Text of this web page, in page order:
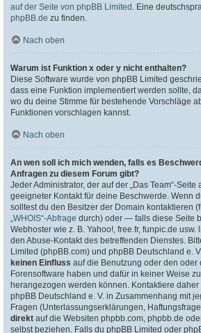
auf der Seite von phpBB Limited . Eine
phpBB.de zu finden.
Nach oben
Warum ist Funktion x oder y nicht enthalten?
Diese Software wurde von phpBB Limited
dass eine Funktion implementiert werden sollte,
wo du deine Stimme für bestehende Vorschläge
Funktionen vorschlagen kannst.
Nach oben
An wen soll ich mich wenden, falls es
Anfragen zu diesem Forum gibt?
Jeder Administrator, der auf der „Das Team“-Seite
geeigneter Kontakt für deine Beschwerde. Wenn
solltest du den Besitzer der Domain kontaktieren
„WHOIS“-Abfrage durch) oder — falls diese Seite
Webhoster wie z. B. Yahoo!, free.fr, funpic.de
den Abuse-Kontakt des betreffenden Dienstes.
Limited (phpBB.com) und phpBB Deutschland e.
keinen Einfluss auf die Benutzung oder den oder
Forensoftware haben und dafür in keiner Weise
herangezogen werden können. Kontaktiere
phpBB Deutschland e. V. in Zusammenhang mit
Fragen (Unterlassungserklärungen,
direkt auf die Websiten phpbb.com, phpbb.de
selbst beziehen. Falls du phpBB Limited oder